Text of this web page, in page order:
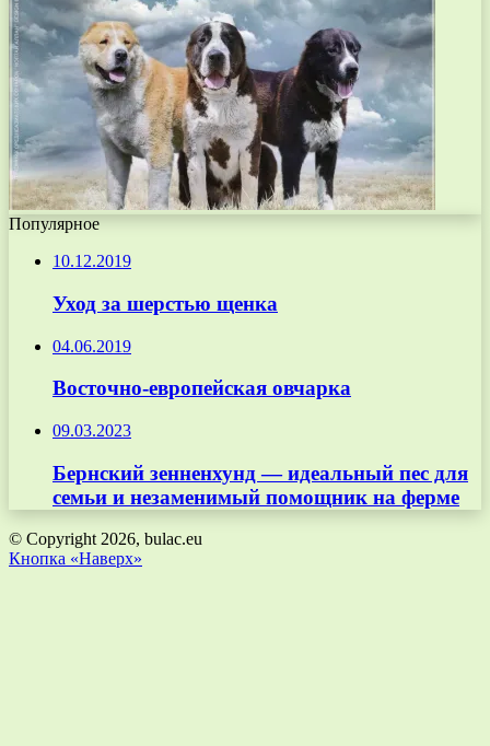
Популярное
10.12.2019
Уход за шерстью щенка
04.06.2019
Восточно-европейская овчарка
09.03.2023
Бернский зенненхунд — идеальный пес для
семьи и незаменимый помощник на ферме
© Copyright 2026, bulac.eu
Кнопка «Наверх»